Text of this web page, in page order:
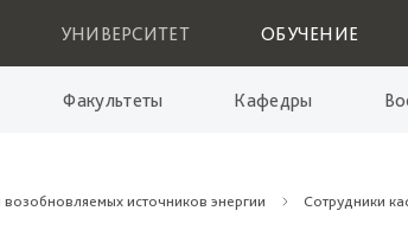
УНИВЕРСИТЕТ ОБУЧЕНИЕ
Факультеты Кафедры
источников энергии Сотрудники